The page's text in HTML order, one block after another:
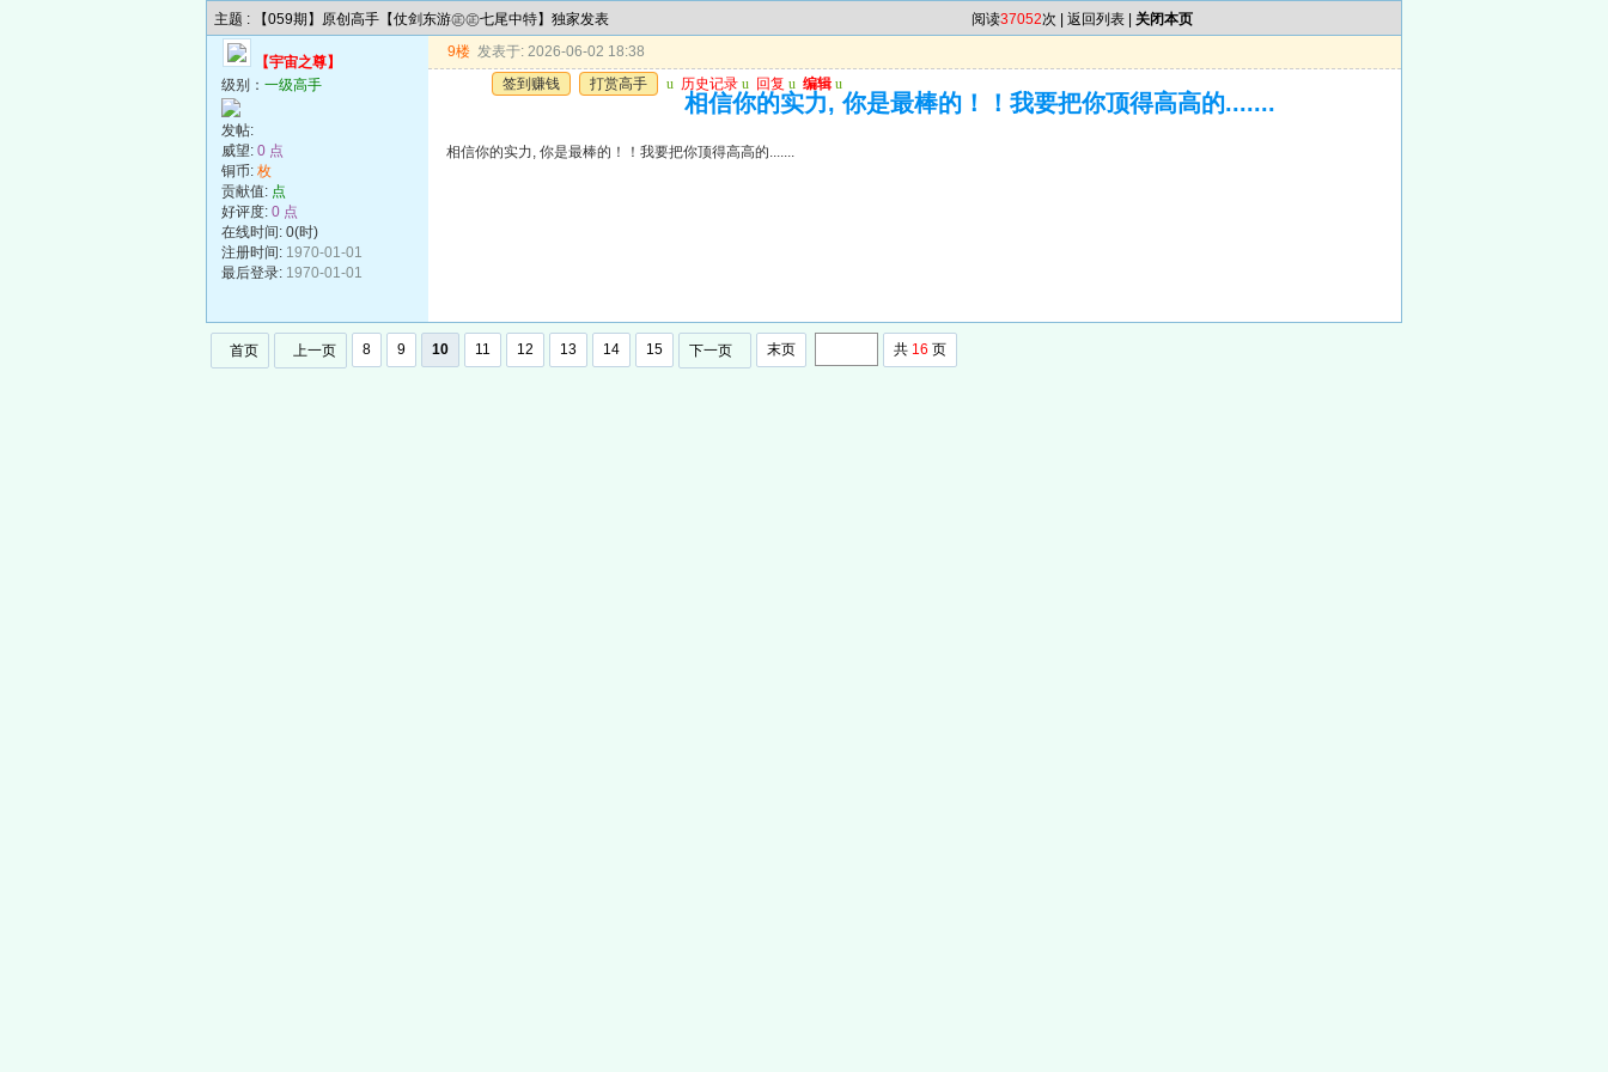
主题 : 【059期】原创高手【仗剑东游㊣㊣七尾中特】独家发表 阅读37052次 | 返回列表 关闭本页
【宇宙之尊】
级别： 一级高手
发帖:
威望: 0 点
铜币: 枚
贡献值: 点
好评度: 0 点
在线时间: 0(时)
注册时间: 1970-01-01
最后登录: 1970-01-01
9楼 发表于: 2026-06-02 18:38
签到赚钱
打赏高手 u 历史记录 u 回复 u 编辑 u
相信你的实力, 你是最棒的！！我要把你顶得高高的.......
相信你的实力, 你是最棒的！！我要把你顶得高高的.......
首页 上一页 8 9 10 11 12 13 14 15 下一页 末页 共 16 页